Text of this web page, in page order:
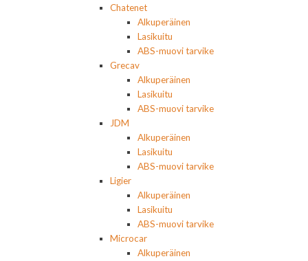
Chatenet
Alkuperäinen
Lasikuitu
ABS-muovi tarvike
Grecav
Alkuperäinen
Lasikuitu
ABS-muovi tarvike
JDM
Alkuperäinen
Lasikuitu
ABS-muovi tarvike
Ligier
Alkuperäinen
Lasikuitu
ABS-muovi tarvike
Microcar
Alkuperäinen